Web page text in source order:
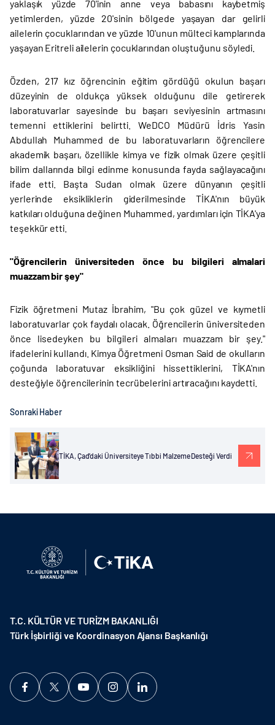
yaklaşık yüzde 70'inin anne veya babasını kaybetmiş
yetimlerden, yüzde 20'sinin bölgede yaşayan dar gelirli
ailelerin çocuklarından ve yüzde 10'unun mülteci kamplarında
yaşayan Eritreli ailelerin çocuklarından oluştuğunu söyledi.
Özden, 217 kız öğrencinin eğitim gördüğü okulun başarı
düzeyinin de oldukça yüksek olduğunu dile getirerek
laboratuvarlar sayesinde bu başarı seviyesinin artmasını
temenni ettiklerini belirtti. WeDCO Müdürü İdris Yasin
Abdullah Muhammed de bu laboratuvarların öğrencilere
akademik başarı, özellikle kimya ve fizik olmak üzere çeşitli
bilim dallarında bilgi edinme konusunda fayda sağlayacağını
ifade etti. Başta Sudan olmak üzere dünyanın çeşitli
yerlerinde eksikliklerin giderilmesinde TİKA'nın büyük
katkıları olduğuna değinen Muhammed, yardımları için TİKA'ya
teşekkür etti.
"Öğrencilerin üniversiteden önce bu bilgileri almalari
muazzam bir şey"
Fizik öğretmeni Mutaz İbrahim, "Bu çok güzel ve kıymetli
laboratuvarlar çok faydalı olacak. Öğrencilerin üniversiteden
önce lisedeyken bu bilgileri almaları muazzam bir şey."
ifadelerini kullandı. Kimya Öğretmeni Osman Said de okulların
çoğunda laboratuvar eksikliğini hissettiklerini, TİKA'nın
desteğiyle öğrencilerinin tecrübelerini artıracağını kaydetti.
Sonraki Haber
TİKA, Çad’daki Üniversiteye Tıbbi Malzeme Desteği Verdi
T.C. KÜLTÜR VE TURİZM BAKANLIĞI
Türk İşbirliği ve Koordinasyon Ajansı Başkanlığı